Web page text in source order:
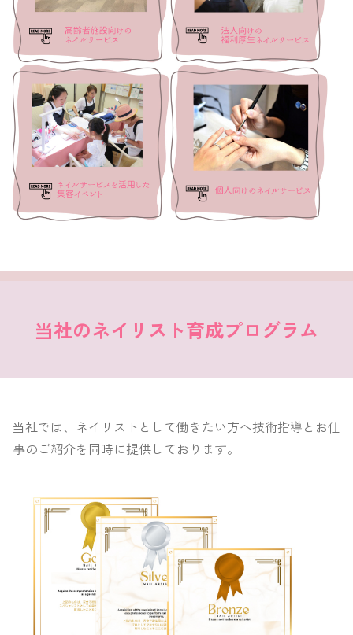
当社のネイリスト育成プログラム
当社では、ネイリストとして働きたい方へ技術指導とお仕
事のご紹介を同時に提供しております。